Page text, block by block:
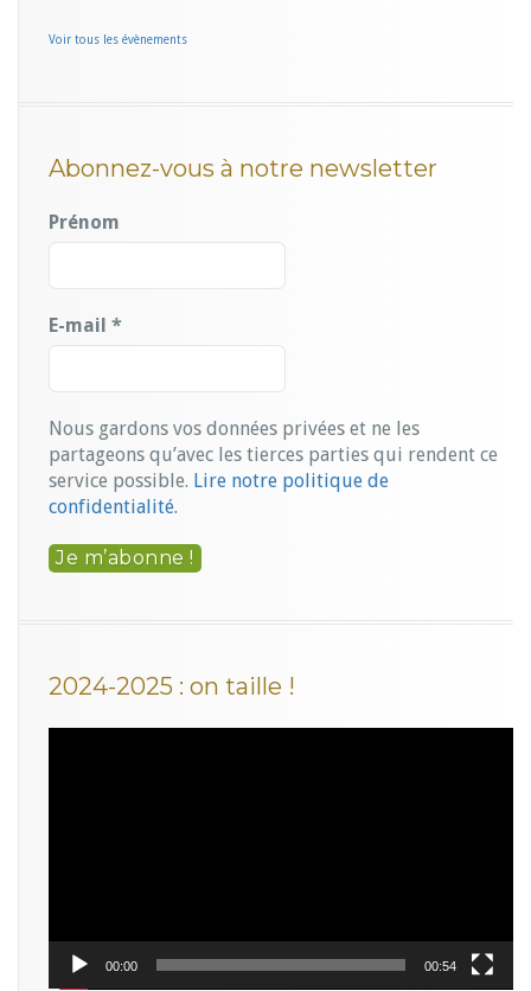
Voir tous les évènements
Abonnez-vous à notre newsletter
Prénom
E-mail *
Nous gardons vos données privées et ne les
partageons qu’avec les tierces parties qui rendent ce
service possible. Lire notre politique de
confidentialité.
2024-2025 : on taille !
00:00 00:54